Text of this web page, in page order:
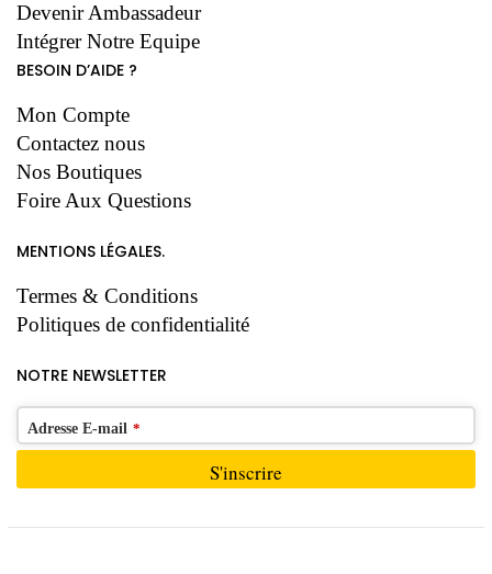
Devenir Ambassadeur
Intégrer Notre Equipe
BESOIN D’AIDE ?
Mon Compte
Contactez nous
Nos Boutiques
Foire Aux Questions
MENTIONS LÉGALES.
Termes & Conditions
Politiques de confidentialité
NOTRE NEWSLETTER
Adresse E-mail *
S'inscrire